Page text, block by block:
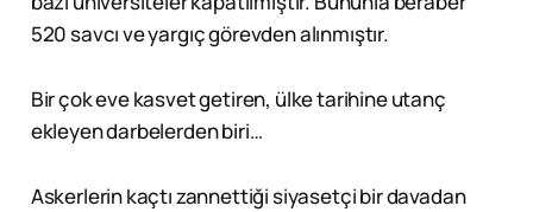
520 savcı ve yargıç görevden alınmıştır.
Bir çok eve kasvet getiren, ülke tarihine utanç
ekleyen darbelerden biri…
Askerlerin kaçtı zannettiği siyasetçi bir davadan